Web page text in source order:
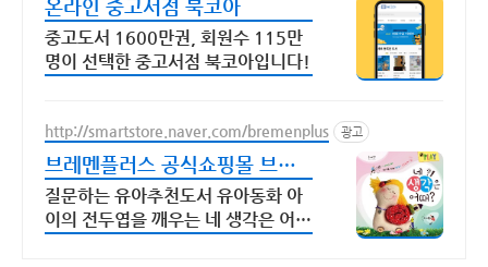
온라인 중고서점 북코아
중고도서 1600만권, 회원수 115만
명이 선택한 중고서점 북코아입니다!
http://smartstore.naver.com/bremenplus 광고
브레멘플러스 공식쇼핑몰 브레
멘+ 본사만의 누리패키지
질문하는 유아추천도서 유아동화 아
이의 전두엽을 깨우는 네 생각은 어